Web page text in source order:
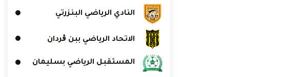
النادي الرياضي البنزرتي
الاتحاد الرياضي ببن ڨردان
المستقبل الرياضي بسليمان